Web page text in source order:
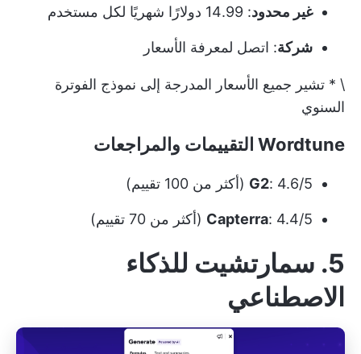
غير محدود: 14.99 دولارًا شهريًا لكل مستخدم
شركة: اتصل لمعرفة الأسعار
\ * تشير جميع الأسعار المدرجة إلى نموذج الفوترة
السنوي
Wordtune التقييمات والمراجعات
G2: 4.6/5 (أكثر من 100 تقييم)
Capterra: 4.4/5 (أكثر من 70 تقييم)
5. سمارتشيت للذكاء
الاصطناعي